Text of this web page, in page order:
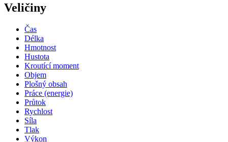
Veličiny
Čas
Délka
Hmotnost
Hustota
Kroutící moment
Objem
Plošný obsah
Práce (energie)
Průtok
Rychlost
Síla
Tlak
Výkon